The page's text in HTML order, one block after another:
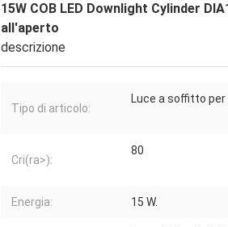
15W COB LED Downlight Cylinder
all'aperto
descrizione
Tipo di articolo:
Luce a soffitto per
Cri(ra>):
80
Energia: 15 W.